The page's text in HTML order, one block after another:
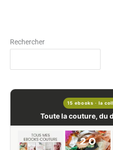
Rechercher
15 ebooks · la
Toute la couture, du